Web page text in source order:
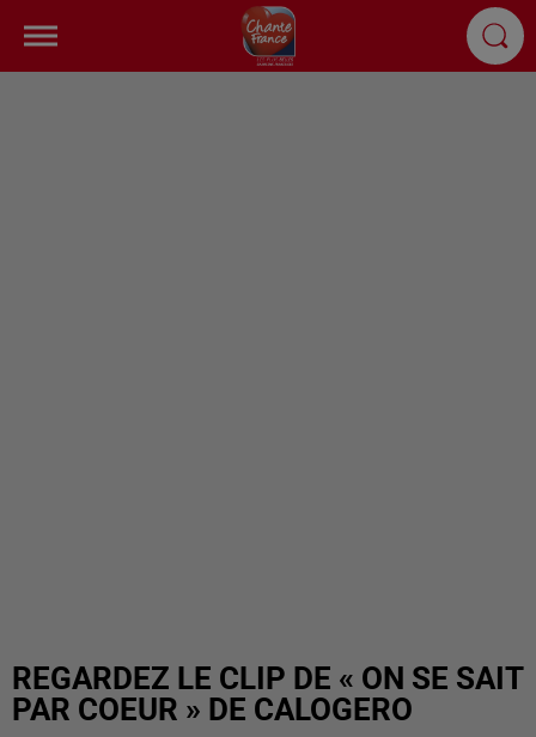
REGARDEZ LE CLIP DE « ON SE SAIT
PAR COEUR » DE CALOGERO